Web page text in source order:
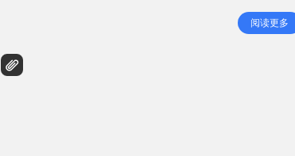
民致祭的鲜花，悼念两名无辜死者。 据悉31
于安德道1号的明爱牛头角牙科诊所，今早
阅读更多